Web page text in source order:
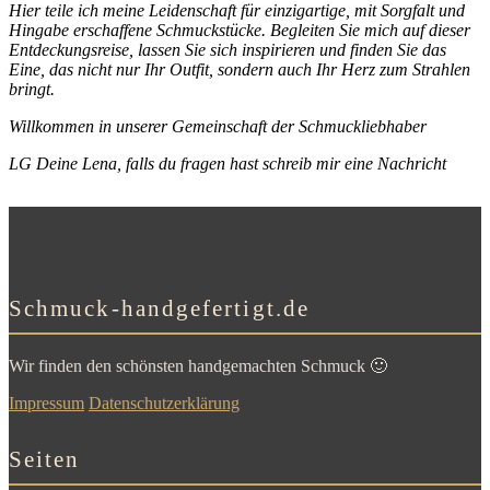
Hier teile ich meine Leidenschaft für einzigartige, mit Sorgfalt und
Hingabe erschaffene Schmuckstücke. Begleiten Sie mich auf dieser
Entdeckungsreise, lassen Sie sich inspirieren und finden Sie das
Eine, das nicht nur Ihr Outfit, sondern auch Ihr Herz zum Strahlen
bringt.
Willkommen in unserer Gemeinschaft der Schmuckliebhaber
LG Deine Lena, falls du fragen hast schreib mir eine Nachricht
Schmuck-handgefertigt.de
Wir finden den schönsten handgemachten Schmuck 🙂
Impressum Datenschutzerklärung
Seiten